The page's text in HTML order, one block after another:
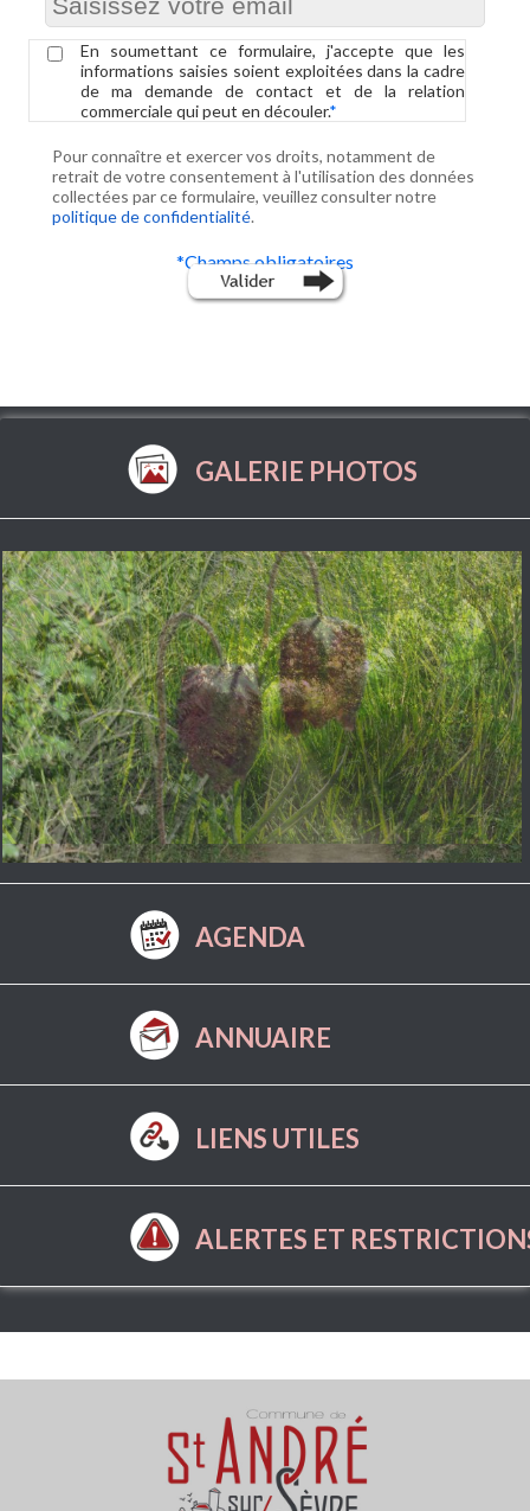
En soumettant ce formulaire, j'accepte que les
informations saisies soient exploitées dans la cadre
de ma demande de contact et de la relation
commerciale qui peut en découler.*
Pour connaître et exercer vos droits, notamment de
retrait de votre consentement à l'utilisation des données
collectées par ce formulaire, veuillez consulter notre
politique de confidentialité.
*Champs obligatoires
GALERIE PHOTOS
AGENDA
ANNUAIRE
LIENS UTILES
ALERTES ET